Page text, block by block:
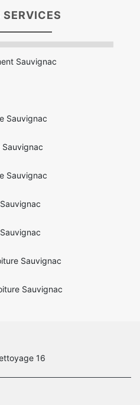
SERVICES
Sauvignac
Sauvignac
Sauvignac
Sauvignac
Sauvignac